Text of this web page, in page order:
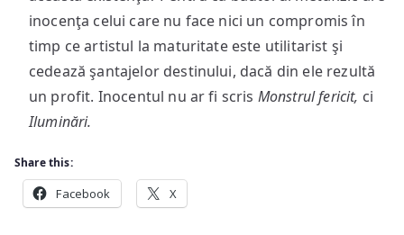
inocenţa celui care nu face nici un compromis în
timp ce artistul la maturitate este utilitarist şi
cedează şantajelor destinului, dacă din ele rezultă
un profit. Inocentul nu ar fi scris Monstrul fericit, ci
Iluminări.
Share this:
Facebook X